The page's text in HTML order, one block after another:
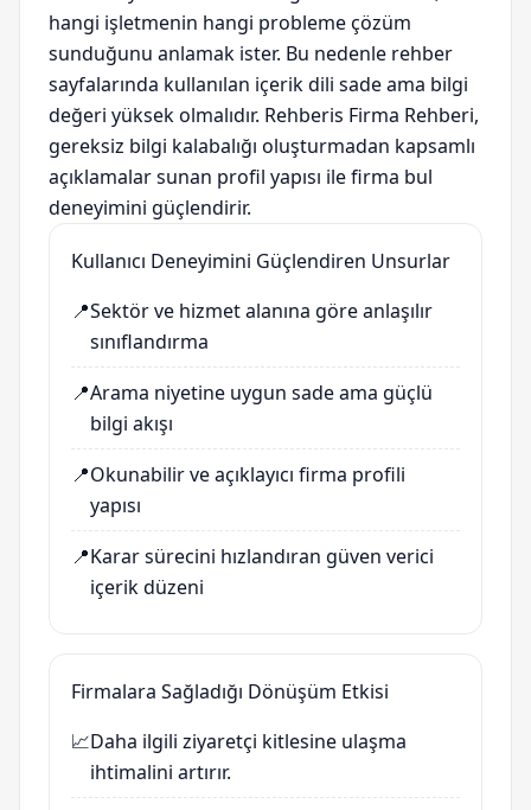
hangi işletmenin hangi probleme çözüm
sunduğunu anlamak ister. Bu nedenle rehber
sayfalarında kullanılan içerik dili sade ama bilgi
değeri yüksek olmalıdır. Rehberis Firma Rehberi,
gereksiz bilgi kalabalığı oluşturmadan kapsamlı
açıklamalar sunan profil yapısı ile firma bul
deneyimini güçlendirir.
Kullanıcı Deneyimini Güçlendiren Unsurlar
📍Sektör ve hizmet alanına göre anlaşılır
sınıflandırma
📍Arama niyetine uygun sade ama güçlü
bilgi akışı
📍Okunabilir ve açıklayıcı firma profili
yapısı
📍Karar sürecini hızlandıran güven verici
içerik düzeni
Firmalara Sağladığı Dönüşüm Etkisi
📈Daha ilgili ziyaretçi kitlesine ulaşma
ihtimalini artırır.